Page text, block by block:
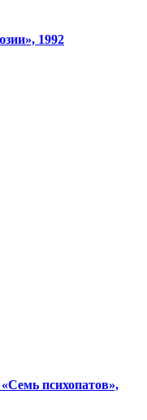
1992
психопатов»,